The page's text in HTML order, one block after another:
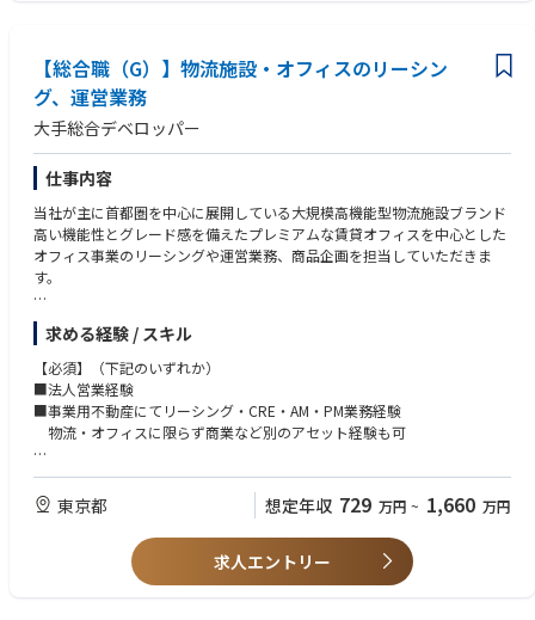
変更の範囲:当社が定める基幹業務全般
・簡易的なダッシュボード（Power BI）の作成、データ処理・加工に関す
る知識
【求める人物タイプ】
■当事者意識を持って考え、主体的に行動できる方
■自分の考えを発信し、周りを巻き込んで推進できる方
■多様な関係者と信頼関係を築き、粘り強くプロジェクトを推進できる方
【総合職（G）】物流施設・オフィスのリーシン
グ、運営業務
大手総合デベロッパー
仕事内容
当社が主に首都圏を中心に展開している大規模高機能型物流施設ブランド
高い機能性とグレード感を備えたプレミアムな賃貸オフィスを中心とした
オフィス事業のリーシングや運営業務、商品企画を担当していただきま
す。
【具体的な業務内容】
■新規検討テナントへのコンサルティング及びリーシング業務
■施設の運営管理業務、売却業務
■事業用地取得後の商品企画・事業推進業務
■上記に付随関連する業務全般
変更の範囲:当社が定める基幹業務全般
【本ポジションの魅力】
今後の事業拡大に向けての重要ポジションとなります。
デベロッパーである当社だからこそできる新サービスの開発やリーシン
グ・運営業務も今までのご経験を活かして、より良い物流施設・オフィス
の実現に向けて業務いただけます。
求める経験 / スキル
【必須】（下記のいずれか）
■法人営業経験
■事業用不動産にてリーシング・CRE・AM・PM業務経験
物流・オフィスに限らず商業など別のアセット経験も可
【尚可】
■物流・オフィス業界にて提案営業、コンサル業務のご経験
東京都 想定年収 729 万円 ~ 1,660 万円
求人エントリー